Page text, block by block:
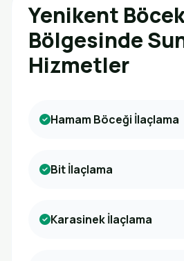
Yenikent
Bölgesinde
Hizmetler
Hamam Böceği İlaçlama
Bit İlaçlama
Karasinek İlaçlama